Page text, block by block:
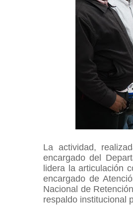
La actividad,
encargado del
lidera la articulación
encargado de
Nacional de
respaldo institucional